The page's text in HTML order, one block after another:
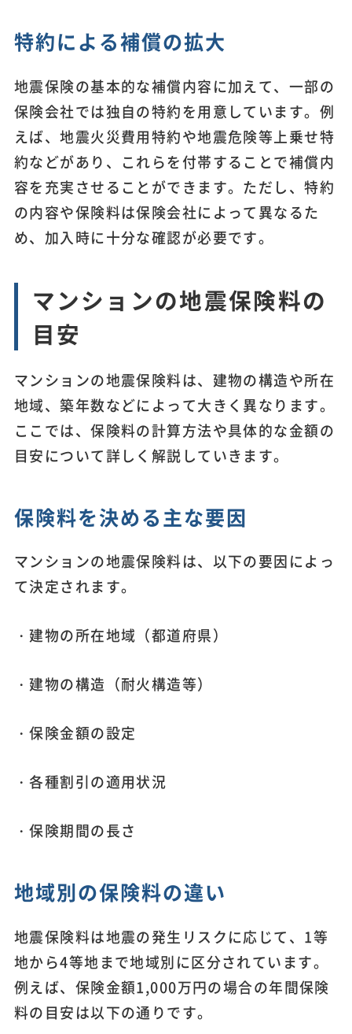
特約による補償の拡大
地震保険の基本的な補償内容に加えて、一部の
保険会社では独自の特約を用意しています。例
えば、地震火災費用特約や地震危険等上乗せ特
約などがあり、これらを付帯することで補償内
容を充実させることができます。ただし、特約
の内容や保険料は保険会社によって異なるた
め、加入時に十分な確認が必要です。
マンションの地震保険料の
目安
マンションの地震保険料は、建物の構造や所在
地域、築年数などによって大きく異なります。
ここでは、保険料の計算方法や具体的な金額の
目安について詳しく解説していきます。
保険料を決める主な要因
マンションの地震保険料は、以下の要因によっ
て決定されます。
・建物の所在地域（都道府県）
・建物の構造（耐火構造等）
・保険金額の設定
・各種割引の適用状況
・保険期間の長さ
地域別の保険料の違い
地震保険料は地震の発生リスクに応じて、1等
地から4等地まで地域別に区分されています。
例えば、保険金額1,000万円の場合の年間保険
料の目安は以下の通りです。